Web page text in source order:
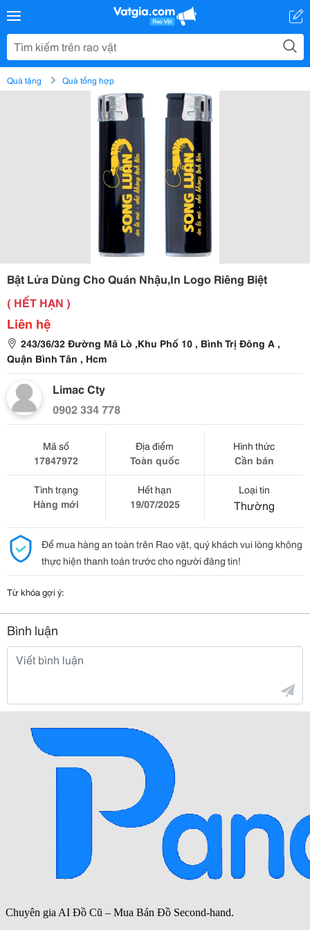
Quà tặng Quà tổng hợp
Bật Lửa Dùng Cho Quán Nhậu,In Logo Riêng Biệt
( HẾT HẠN )
Liên hệ
243/36/32 Đường Mã Lò ,Khu Phố 10 , Bình Trị Đông A ,
Quận Bình Tân , Hcm
Limac Cty
0902 334 778
Mã số
17847972
Địa điểm
Toàn quốc
Hình thức
Cần bán
Tình trạng
Hàng mới
Hết hạn
19/07/2025
Loại tin
Thường
Để mua hàng an toàn trên Rao vặt, quý khách vui lòng không
thực hiện thanh toán trước cho người đăng tin!
Từ khóa gợi ý:
Bình luận